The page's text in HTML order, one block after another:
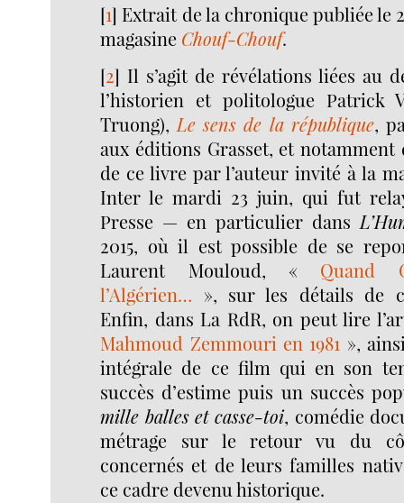
[1] Extrait de la chronique publiée le
magasine Chouf-Chouf.
[2] Il s’agit de révélations liées au
l’historien et politologue Patrick
Truong), Le sens de la république,
aux éditions Grasset, et notamment
de ce livre par l’auteur invité à la
Inter le mardi 23 juin, qui fut
Presse — en particulier dans
2015, où il est possible de se
Laurent Mouloud, « Quand
l’Algérien… », sur les détails de
Enfin, dans La RdR, on peut lire
Mahmoud Zemmouri en 1981 »,
intégrale de ce film qui en son
succès d’estime puis un succès
mille balles et casse-toi, comédie
métrage sur le retour vu du
concernés et de leurs familles
ce cadre devenu historique.